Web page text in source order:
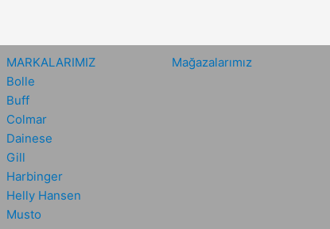
MARKALARIMIZ
Bolle
Buff
Colmar
Dainese
Gill
Harbinger
Helly Hansen
Musto
Mağazalarımız